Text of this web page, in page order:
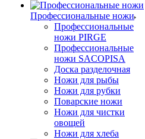
Профессиональные ножи
Профессиональные
ножи PIRGE
Профессиональные
ножи SACOPISA
Доска разделочная
Ножи для рыбы
Ножи для рубки
Поварские ножи
Ножи для чистки
овощей
Ножи для хлеба